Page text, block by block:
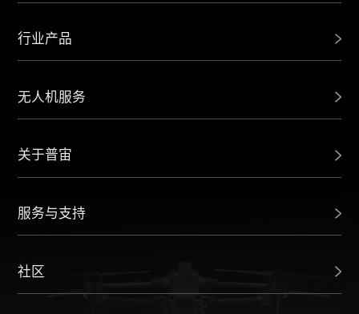
行业产品
无人机服务
关于普宙
服务与支持
社区